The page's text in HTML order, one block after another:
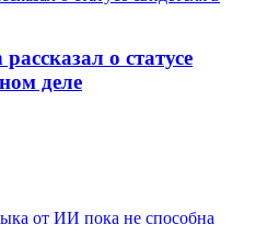
о статусе
деле